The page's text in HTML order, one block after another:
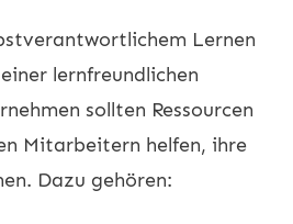
Lernen
lernfreundlichen
sollten Ressourcen
Mitarbeitern helfen, ihre
Dazu gehören: